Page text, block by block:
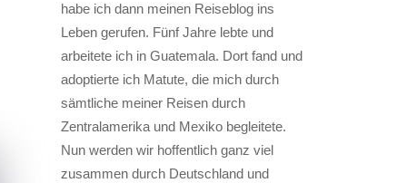
habe ich dann meinen Reiseblog ins
Leben gerufen. Fünf Jahre lebte und
arbeitete ich in Guatemala. Dort fand und
adoptierte ich Matute, die mich durch
sämtliche meiner Reisen durch
Zentralamerika und Mexiko begleitete.
Nun werden wir hoffentlich ganz viel
zusammen durch Deutschland und